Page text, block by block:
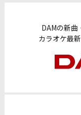
DAMの新
カラオケ最